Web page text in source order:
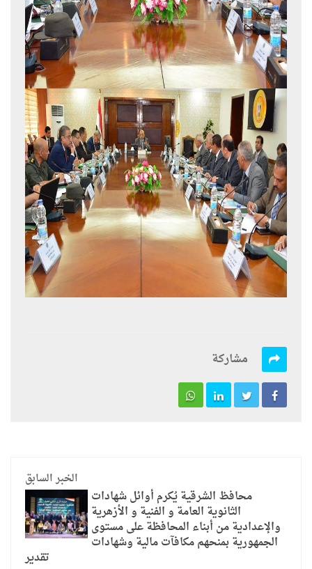
مشاركة
الخبر السابق
محافظ الشرقية يُكرم أوائل شهادات
الثانوية العامة و الفنية و الأزهرية
والإعدادية من أبناء المحافظة على مستوى
الجمهورية بمنحهم مكافآت مالية وشهادات
تقدير